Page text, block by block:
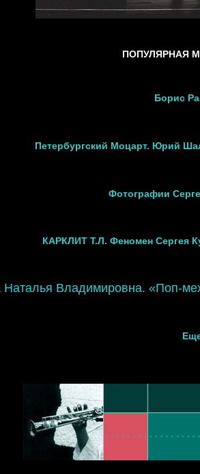
ПОПУЛЯРНАЯ
Борис
Петербургский Моцарт. Юрий
Фотографии
КАРКЛИТ Т.Л. Феномен Сергея
Наталья Владимировна. «Поп-